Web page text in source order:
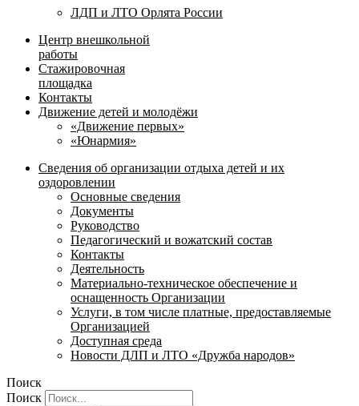
ЛДП и ЛТО Орлята России
Центр внешкольной
работы
Стажировочная
площадка
Контакты
Движение детей и молодёжи
«Движение первых»
«Юнармия»
Сведения об организации отдыха детей и их
оздоровлении
Основные сведения
Документы
Руководство
Педагогический и вожатский состав
Контакты
Деятельность
Материально-техническое обеспечение и
оснащенность Организации
Услуги, в том числе платные, предоставляемые
Организацией
Доступная среда
Новости ДЛП и ЛТО «Дружба народов»
Поиск
Поиск